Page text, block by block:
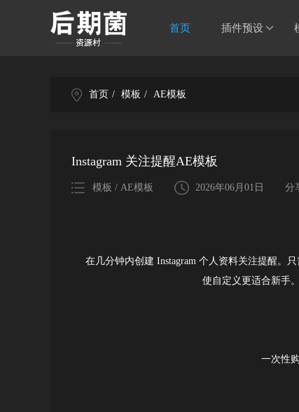
首页 插件预设
首页 / 模板 / AE模板
Instagram 关注提醒AE模板
模板 / AE模板 2026年06月01日 分
在几分钟内创建 Instagram 个人资料关注提醒。
使自定义更适合新手
一次性